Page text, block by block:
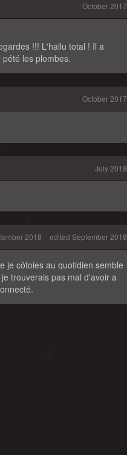
October 2017
!!! L'hallu total ! Il a
les plombes.
October 2017
July 2018
2018 edited September 2018
je côtoies au quotidien semble
trouverais pas mal d'avoir a